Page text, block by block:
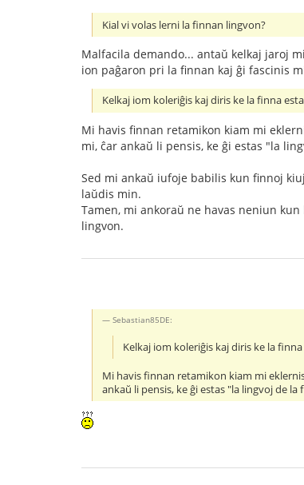
Kial vi volas lerni la finnan lingvon?
Malfacila demando... antaŭ kelkaj jaroj
ion paĝaron pri la finnan kaj ĝi fascinis
Kelkaj iom koleriĝis kaj diris ke la finna
Mi havis finnan retamikon kiam mi
mi, ĉar ankaŭ li pensis, ke ĝi estas "la
Sed mi ankaŭ iufoje babilis kun finnoj
laŭdis min.
Tamen, mi ankoraŭ ne havas neniun
lingvon.
Sebastian85DE:
Kelkaj iom koleriĝis kaj diris ke la
Mi havis finnan retamikon kiam mi
ankaŭ li pensis, ke ĝi estas "la lingvoj de